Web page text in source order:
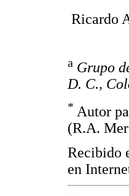
Ricardo
a Grupo
D. C.,
* Autor
(R.A.
Recibido
en